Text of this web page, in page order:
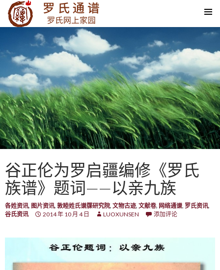
SKIP TO CONTENT
谷正伦为罗启疆编修《罗氏
族谱》题词——以亲九族
各姓资讯, 图片资讯, 敦睦姓氏谱牒研究院, 文物古迹, 文献卷, 网络通谱, 罗氏资讯,
谷氏资讯
2014 年 10 月 4 日 LUOXUNSEN 添加评论